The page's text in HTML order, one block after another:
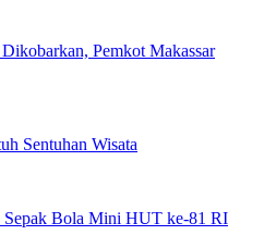
Pemkot Makassar
Sentuhan Wisata
Sepak Bola Mini HUT ke-81 RI